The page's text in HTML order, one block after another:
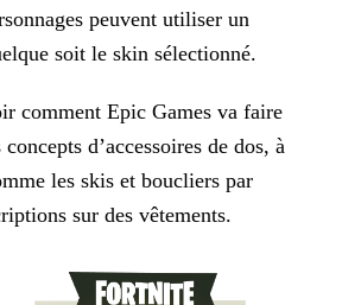
peuvent utiliser un
soit le skin sélectionné.
comment Epic Games va faire
d’accessoires de dos, à
les skis et boucliers par
sur des vêtements.